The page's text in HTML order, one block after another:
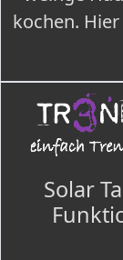
kochen.
Solar